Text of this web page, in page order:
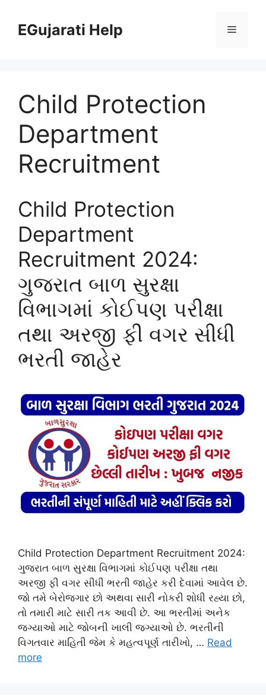
contentEGujarati Help Menu
Child Protection
Department
Recruitment
Child Protection
Department
Recruitment 2024:
ગુજરાત બાળ સુરક્ષા
વિભાગમાં કોઈપણ પરીક્ષા
તથા અરજી ફી વગર સીધી
ભરતી જાહેર
Child Protection Department Recruitment 2024:
ગુજરાત બાળ સુરક્ષા વિભાગમાં કોઈપણ પરીક્ષા તથા
અરજી ફી વગર સીધી ભરતી જાહેર કરી દેવામાં આવેલ છે.
જો તમે બેરોજગાર છો અથવા સારી નોકરી શોધી રહ્યા છો,
તો તમારી માટે સારી તક આવી છે. આ ભરતીમાં અનેક
જગ્યાઓ માટે જોબની ખાલી જગ્યાઓ છે. ભરતીની
વિગતવાર માહિતી જેમ કે મહત્વપૂર્ણ તારીખો, … Read
more